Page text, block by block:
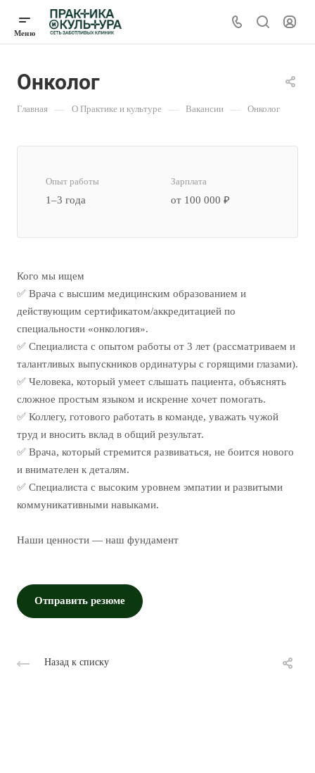
Онколог
Главная — О Практике и культуре — Вакансии — Онколог
Опыт работы
1–3 года
Зарплата
от 100 000 ₽
Кого мы ищем
✅ Врача с высшим медицинским образованием и
действующим сертификатом/аккредитацией по
специальности «онкология».
✅ Специалиста с опытом работы от 3 лет (рассматриваем и
талантливых выпускников ординатуры с горящими глазами).
✅ Человека, который умеет слышать пациента, объяснять
сложное простым языком и искренне хочет помогать.
✅ Коллегу, готового работать в команде, уважать чужой
труд и вносить вклад в общий результат.
✅ Врача, который стремится развиваться, не боится нового
и внимателен к деталям.
✅ Специалиста с высоким уровнем эмпатии и развитыми
коммуникативными навыками.
Наши ценности — наш фундамент
Отправить резюме
Назад к списку